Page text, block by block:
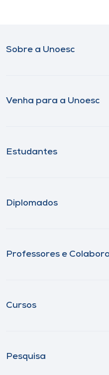
Sobre a Unoesc
Venha para a Unoesc
Estudantes
Diplomados
Professores e
Cursos
Pesquisa